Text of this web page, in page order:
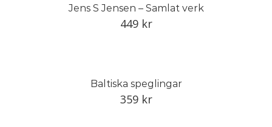
Jens S Jensen – Samlat verk
449 kr
Baltiska speglingar
359 kr